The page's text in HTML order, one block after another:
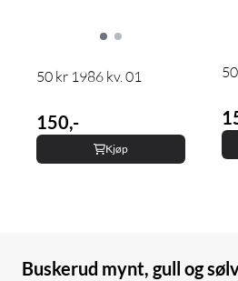
50 kr 1986 kv. 01
150,-
Kjøp
Buskerud mynt, gull og